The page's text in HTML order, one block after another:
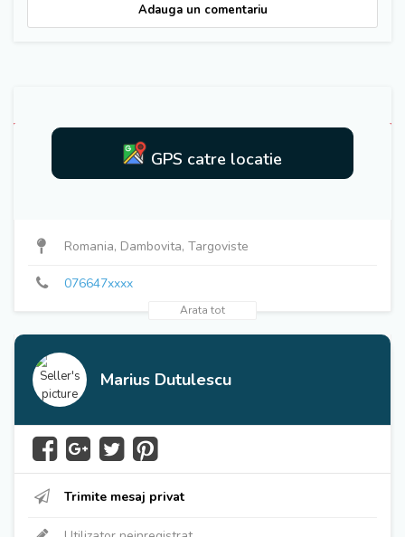
Adauga un comentariu
GPS catre locatie
Romania, Dambovita, Targoviste
076647xxxx
Arata tot
Marius Dutulescu
Trimite mesaj privat